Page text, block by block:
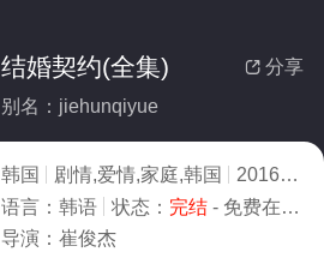
 分享
结婚契约(全集)
别名：jiehunqiyue
韩国 剧情,爱情,家庭,韩国 2016
6.0
语言： 韩语 状态： 完结- 免费在线观看
导演： 崔俊杰